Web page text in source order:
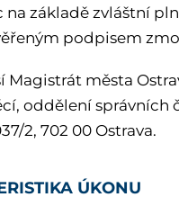
na základě zvláštní
podpisem
Magistrát města
oddělení správních
2, 702 00 Ostrava.
ÚKONU